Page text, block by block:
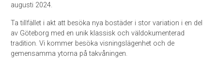
augusti 2024.
Ta tillfället i akt att besöka nya bostäder i stor variation i en del
av Göteborg med en unik klassisk och väldokumenterad
tradition. Vi kommer besöka visningslägenhet och de
gemensamma ytorna på takvåningen.